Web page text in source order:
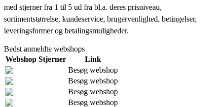
med stjerner fra 1 til 5 ud fra bl.a. deres prisniveau,
sortimentstørrelse, kundeservice, brugervenlighed, betingelser,
leveringsformer og betalingsmuligheder.
Bedst anmeldte webshops
Webshop Stjerner
Link
Besøg webshop
Besøg webshop
Besøg webshop
Besøg webshop